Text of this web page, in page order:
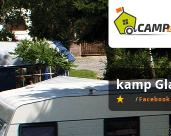
kamp
/Facebook